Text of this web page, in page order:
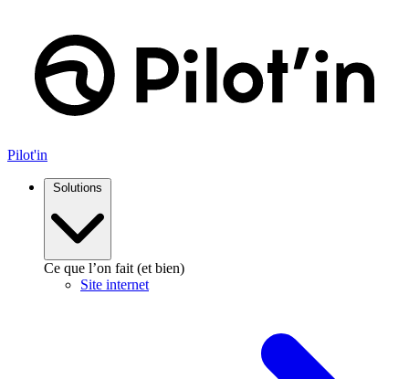
contenu
Pilot'in
Solutions
Ce que l’on fait (et bien)
Site internet